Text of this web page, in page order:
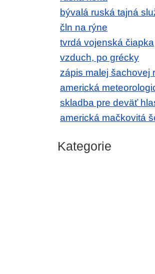
bývalá ruská tajná
čln na rýne
tvrdá vojenská čiapka
vzduch, po grécky
zápis malej šachovej
americká
skladba pre deväť
americká mačkovitá
Kategorie